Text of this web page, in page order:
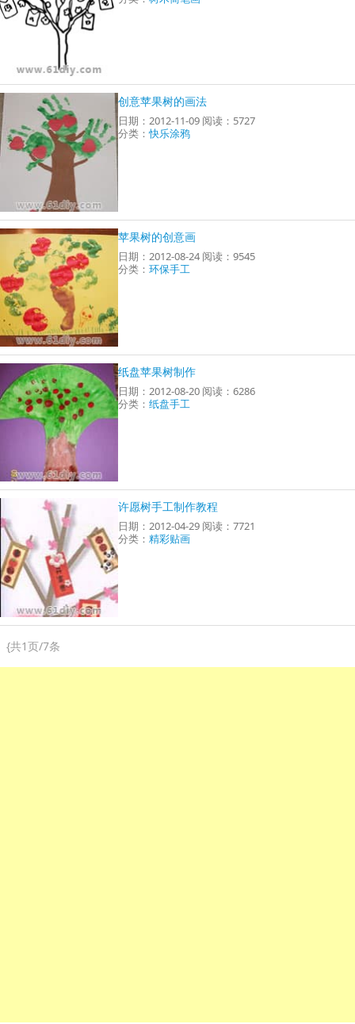
创意苹果树的画法
日期：2012-11-09 阅读：5727
分类：快乐涂鸦
苹果树的创意画
日期：2012-08-24 阅读：9545
分类：环保手工
纸盘苹果树制作
日期：2012-08-20 阅读：6286
分类：纸盘手工
许愿树手工制作教程
日期：2012-04-29 阅读：7721
分类：精彩贴画
{共1页/7条